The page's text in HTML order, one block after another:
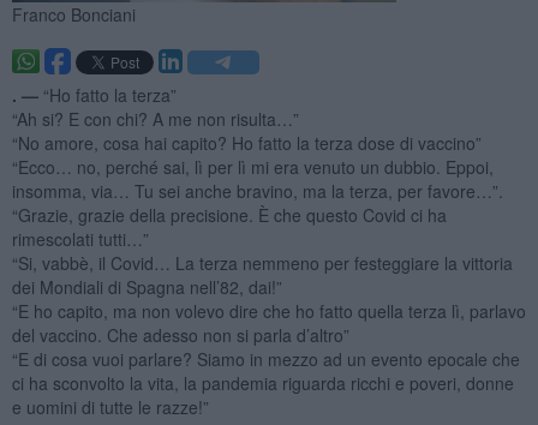
Franco Bonciani
. — “Ho fatto la terza”
“Ah si? E con chi? A me non risulta…”
“No amore, cosa hai capito? Ho fatto la terza dose di vaccino”
“Ecco… no, perché sai, lì per lì mi era venuto un dubbio. Eppoi,
insomma, via… Tu sei anche bravino, ma la terza, per favore…”.
“Grazie, grazie della precisione. È che questo Covid ci ha
rimescolati tutti…”
“Si, vabbè, il Covid… La terza nemmeno per festeggiare la vittoria
dei Mondiali di Spagna nell’82, dai!”
“E ho capito, ma non volevo dire che ho fatto quella terza lì, parlavo
del vaccino. Che adesso non si parla d’altro”
“E di cosa vuoi parlare? Siamo in mezzo ad un evento epocale che
ci ha sconvolto la vita, la pandemia riguarda ricchi e poveri, donne
e uomini di tutte le razze!”